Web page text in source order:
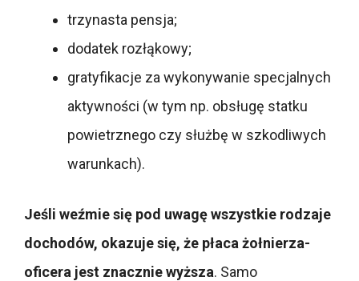
trzynasta pensja;
dodatek rozłąkowy;
gratyfikacje za wykonywanie specjalnych
aktywności (w tym np. obsługę statku
powietrznego czy służbę w szkodliwych
warunkach).
Jeśli weźmie się pod uwagę wszystkie rodzaje
dochodów, okazuje się, że płaca żołnierza-
oficera jest znacznie wyższa. Samo